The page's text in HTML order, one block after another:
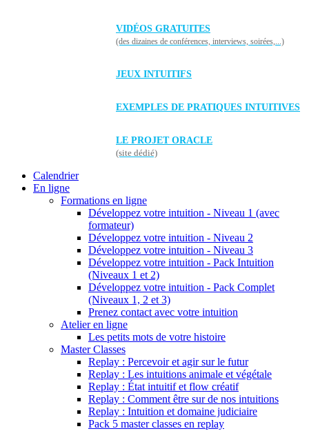
VIDÉOS GRATUITES
(des dizaines de conférences, interviews, soirées,...)
JEUX INTUITIFS
EXEMPLES DE PRATIQUES INTUITIVES
LE PROJET ORACLE
(site dédié)
Calendrier
En ligne
Formations en ligne
Développez votre intuition - Niveau 1 (avec
formateur)
Développez votre intuition - Niveau 2
Développez votre intuition - Niveau 3
Développez votre intuition - Pack Intuition
(Niveaux 1 et 2)
Développez votre intuition - Pack Complet
(Niveaux 1, 2 et 3)
Prenez contact avec votre intuition
Atelier en ligne
Les petits mots de votre histoire
Master Classes
Replay : Percevoir et agir sur le futur
Replay : Les intuitions animale et végétale
Replay : État intuitif et flow créatif
Replay : Comment être sur de nos intuitions
Replay : Intuition et domaine judiciaire
Pack 5 master classes en replay